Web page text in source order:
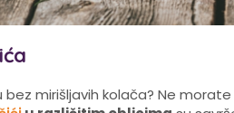
bez mirišljavih kolača? Ne